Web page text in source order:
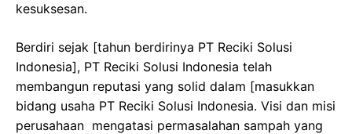
kesuksesan.
Berdiri sejak [tahun berdirinya PT Reciki Solusi
Indonesia], PT Reciki Solusi Indonesia telah
membangun reputasi yang solid dalam [masukkan
bidang usaha PT Reciki Solusi Indonesia. Visi dan misi
perusahaan mengatasi permasalahan sampah yang